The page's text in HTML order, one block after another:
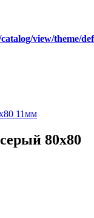
view/theme/
11мм
80x80